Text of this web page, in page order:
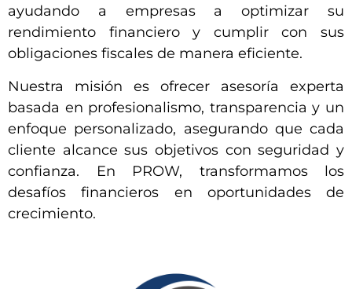
ayudando a empresas a optimizar su
rendimiento financiero y cumplir con sus
obligaciones fiscales de manera eficiente.
Nuestra misión es ofrecer asesoría experta
basada en profesionalismo, transparencia y un
enfoque personalizado, asegurando que cada
cliente alcance sus objetivos con seguridad y
confianza. En PROW, transformamos los
desafíos financieros en oportunidades de
crecimiento.